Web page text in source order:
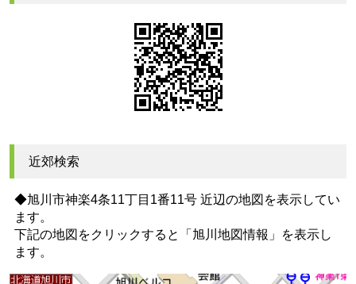
近郊検索
◆旭川市神楽4条11丁目1番11号 近辺の地図を表示してい
ます。
下記の地図をクリックすると
「旭川地図情報」
を表示し
ます。